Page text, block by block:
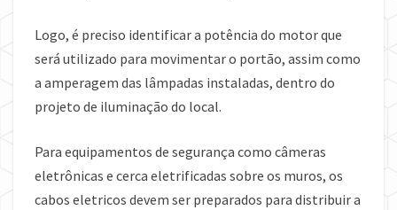
Logo, é preciso identificar a potência do motor que
será utilizado para movimentar o portão, assim como
a amperagem das lâmpadas instaladas, dentro do
projeto de iluminação do local.
Para equipamentos de segurança como câmeras
eletrônicas e cerca eletrificadas sobre os muros, os
cabos eletricos devem ser preparados para distribuir a